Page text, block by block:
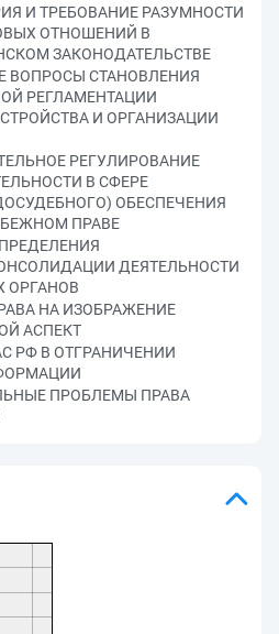
И ТРЕБОВАНИЕ РАЗУМНОСТИ
ОТНОШЕНИЙ В
ЗАКОНОДАТЕЛЬСТВЕ
ВОПРОСЫ СТАНОВЛЕНИЯ
РЕГЛАМЕНТАЦИИ
И ОРГАНИЗАЦИИ
РЕГУЛИРОВАНИЕ
В СФЕРЕ
ОБЕСПЕЧЕНИЯ
ПРАВЕ
ДЕЯТЕЛЬНОСТИ
ОРГАНОВ
НА ИЗОБРАЖЕНИЕ
АСПЕКТ
РФ В ОТГРАНИЧЕНИИ
ПРОБЛЕМЫ ПРАВА